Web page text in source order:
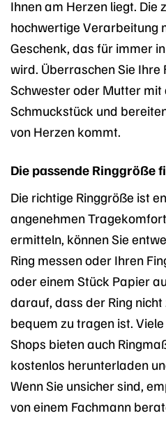
Ihnen am Herzen liegt. Die
hochwertige Verarbeitung
Geschenk, das für immer
wird. Überraschen Sie Ihre
Schwester oder Mutter
Schmuckstück und
von Herzen kommt.
Die passende Ringgröße
Die richtige Ringgröße ist
angenehmen
ermitteln, können Sie
Ring messen oder Ihren
oder einem Stück Papier
darauf, dass der Ring
bequem zu tragen ist.
Shops bieten auch
kostenlos herunterladen
Wenn Sie unsicher sind,
von einem Fachmann